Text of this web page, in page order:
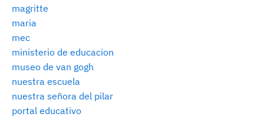
magritte
maria
mec
ministerio de educacion
museo de van gogh
nuestra escuela
nuestra señora del pilar
portal educativo